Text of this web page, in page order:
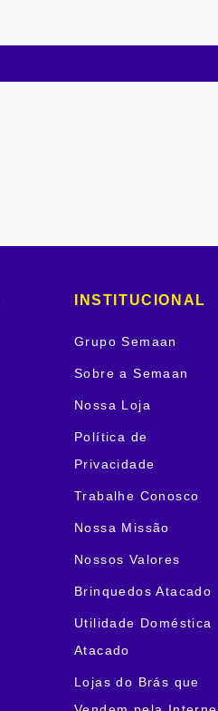
INSTITUCIONAL
Grupo Semaan
Sobre a Semaan
Nossa Loja
Política de
Privacidade
Trabalhe Conosco
Nossa Missão
Nossos Valores
Brinquedos Atacado
Utilidade Doméstica
Atacado
Lojas do Brás que